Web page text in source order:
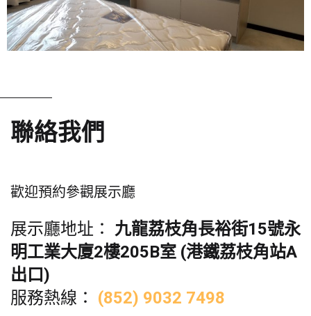
聯絡我們
歡迎預約參觀展示廳
展示廳地址： 九龍荔枝角長裕街15號永
明工業大廈2樓205B室 (港鐵荔枝角站A
出口)
服務熱線： (852) 9032 7498